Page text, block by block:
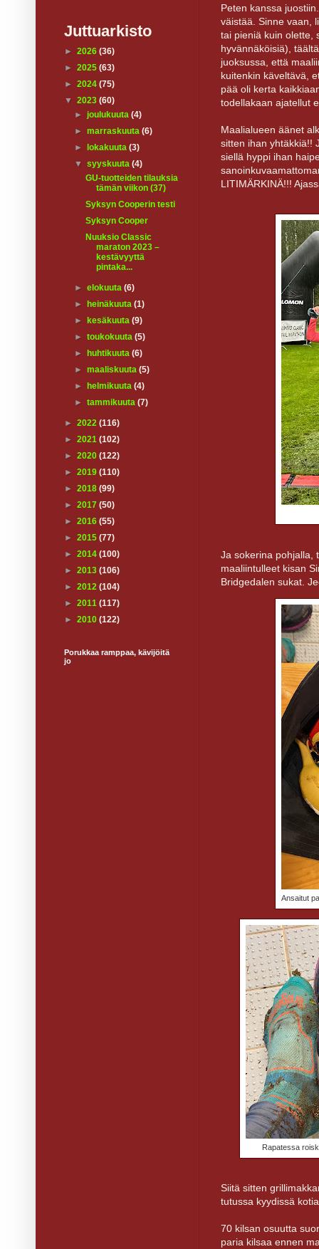
Peten kanssa
väistää. Sinne vaan,
tai pieniä kuin olette,
hyvännäköisiä),
juoksussa, että
kuitenkin käveltävä,
pää oli kerta
todellakaan ajatellut
Maalialueen äänet
sitten ihan yhtäkkiä!!
siellä hyppi ihan
LITIMÄRKINÄ!!!
Ja sokerina pohjalla,
maaliintulleet kisan
Bridgedalen sukat.
Ansaitut
Rapatessa
Siitä sitten
tutussa kyydissä
70 kilsan osuutta
paria kilsaa ennen
Juttuarkisto
► 2026 (36)
► 2025 (63)
► 2024 (75)
▼ 2023 (60)
►joulukuuta(4)
►marraskuuta(6)
►
lokakuuta(3)
▼syyskuuta(4)
GU-tuotteiden tilauksia
tämän viikon (37)
Syksyn Cooperin testi
Syksyn Cooper
Nuuksio Classic
maraton 2023 –
kestävyyttä
pintaka...
►elokuuta(6)
►
heinäkuuta(1)
►
kesäkuuta(9)
►toukokuuta(5)
►
huhtikuuta(6)
►maaliskuuta(5)
►
helmikuuta(4)
►tammikuuta(7)
► 2022 (116)
► 2021 (102)
► 2020 (122)
► 2019 (110)
► 2018 (99)
► 2017 (50)
► 2016 (55)
► 2015 (77)
► 2014 (100)
► 2013 (106)
► 2012 (104)
► 2011 (117)
► 2010 (122)
Porukkaa ramppaa, kävijöitä
jo